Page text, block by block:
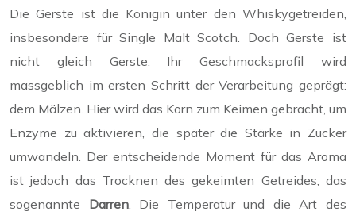
Die Gerste ist die Königin unter den Whiskygetreiden,
insbesondere für Single Malt Scotch. Doch Gerste ist
nicht gleich Gerste. Ihr Geschmacksprofil wird
massgeblich im ersten Schritt der Verarbeitung geprägt:
dem Mälzen. Hier wird das Korn zum Keimen gebracht, um
Enzyme zu aktivieren, die später die Stärke in Zucker
umwandeln. Der entscheidende Moment für das Aroma
ist jedoch das Trocknen des gekeimten Getreides, das
sogenannte Darren. Die Temperatur und die Art des